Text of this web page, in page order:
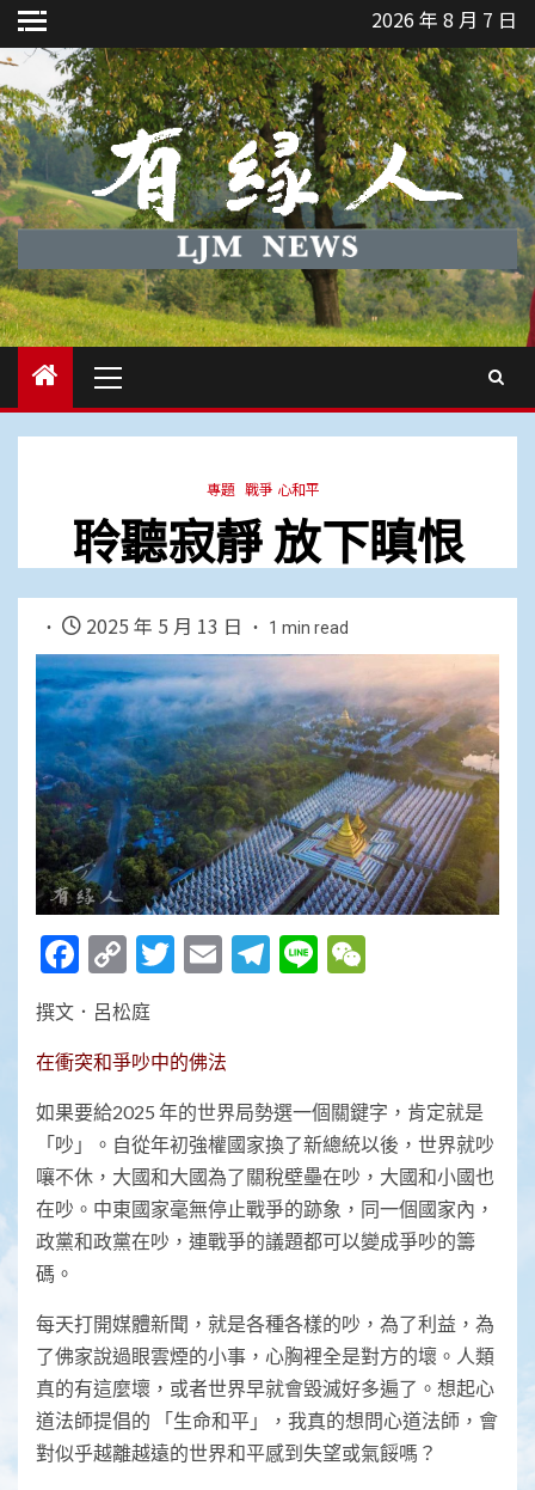
Skip
to
content
2026 年 8 月 7 日
Menu
專題 戰爭 心和平
聆聽寂靜 放下瞋恨
2025 年 5 月 13 日 1 min read
Facebook
Copy
Link
Twitter
EmailTelegram
Line
撰文．呂松庭
在衝突和爭吵中的佛法
如果要給2025 年的世界局勢選一個關鍵字，肯定就是
「吵」。自從年初強權國家換了新總統以後，世界就吵
嚷不休，大國和大國為了關稅壁壘在吵，大國和小國也
在吵。中東國家毫無停止戰爭的跡象，同一個國家內，
政黨和政黨在吵，連戰爭的議題都可以變成爭吵的籌
碼。
每天打開媒體新聞，就是各種各樣的吵，為了利益，為
了佛家說過眼雲煙的小事，心胸裡全是對方的壞。人類
真的有這麼壞，或者世界早就會毀滅好多遍了。想起心
道法師提倡的 「生命和平」，我真的想問心道法師，會
對似乎越離越遠的世界和平感到失望或氣餒嗎？